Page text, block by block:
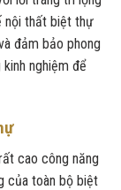
nội thất biệt thự
đảm bảo phong
nghiệm để
cao công năng
của toàn bộ biệt